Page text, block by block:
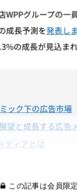
WPPグループの
成長予測を発表し
の成長が見込ま
ック下の広告市場
望と成長する広告
ディアとは
この記事は会員限